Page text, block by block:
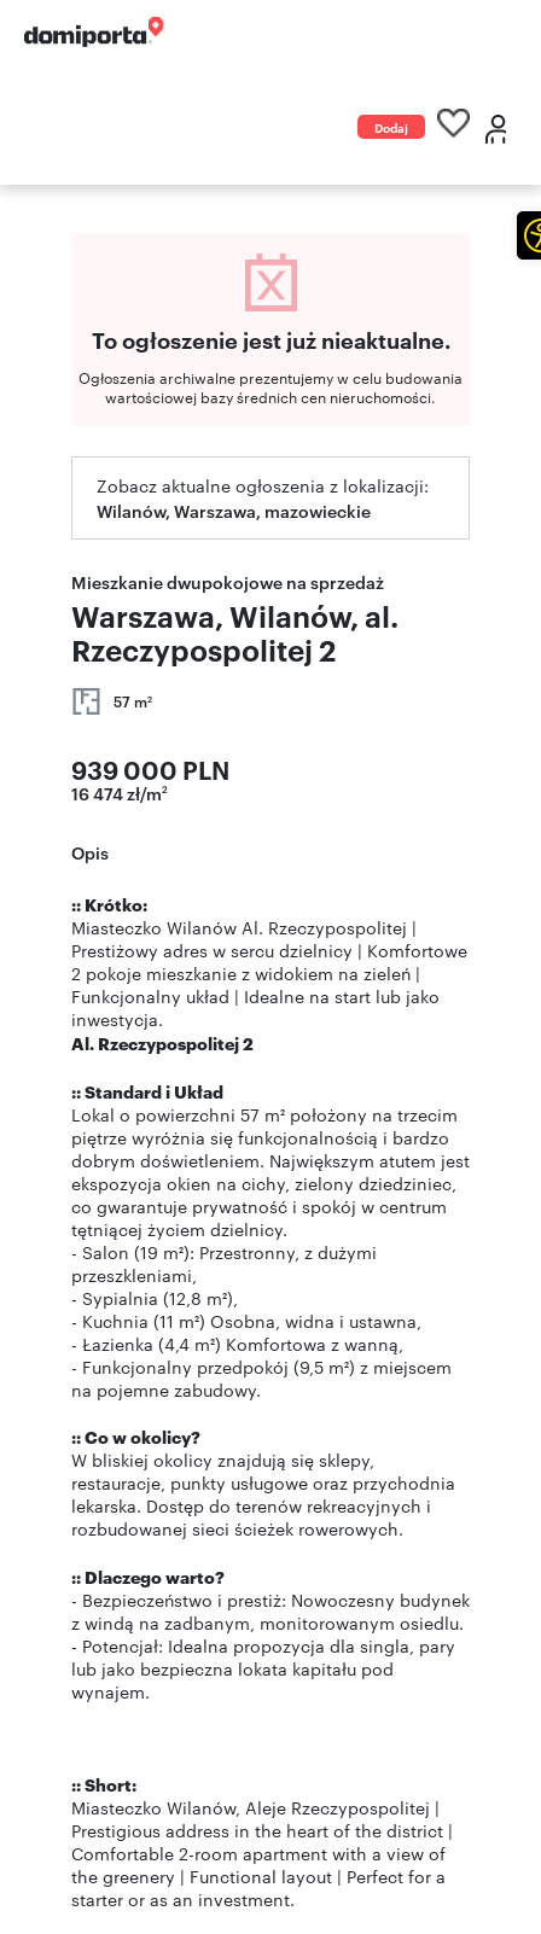
Dodaj
To ogłoszenie jest już nieaktualne.
Ogłoszenia archiwalne prezentujemy w celu budowania
wartościowej bazy średnich cen nieruchomości.
Zobacz aktualne ogłoszenia z lokalizacji:
Wilanów, Warszawa, mazowieckie
Mieszkanie dwupokojowe na sprzedaż
Warszawa, Wilanów, al.
Rzeczypospolitej 2
57 m2
939 000 PLN
16 474 zł/m2
Opis
:: Krótko:
Miasteczko Wilanów Al. Rzeczypospolitej |
Prestiżowy adres w sercu dzielnicy | Komfortowe
2 pokoje mieszkanie z widokiem na zieleń |
Funkcjonalny układ | Idealne na start lub jako
inwestycja.
Al. Rzeczypospolitej 2
:: Standard i Układ
Lokal o powierzchni 57 m² położony na trzecim
piętrze wyróżnia się funkcjonalnością i bardzo
dobrym doświetleniem. Największym atutem jest
ekspozycja okien na cichy, zielony dziedziniec,
co gwarantuje prywatność i spokój w centrum
tętniącej życiem dzielnicy.
- Salon (19 m²): Przestronny, z dużymi
przeszkleniami,
- Sypialnia (12,8 m²),
- Kuchnia (11 m²) Osobna, widna i ustawna,
- Łazienka (4,4 m²) Komfortowa z wanną,
- Funkcjonalny przedpokój (9,5 m²) z miejscem
na pojemne zabudowy.
:: Co w okolicy?
W bliskiej okolicy znajdują się sklepy,
restauracje, punkty usługowe oraz przychodnia
lekarska. Dostęp do terenów rekreacyjnych i
rozbudowanej sieci ścieżek rowerowych.
:: Dlaczego warto?
- Bezpieczeństwo i prestiż: Nowoczesny budynek
z windą na zadbanym, monitorowanym osiedlu.
- Potencjał: Idealna propozycja dla singla, pary
lub jako bezpieczna lokata kapitału pod
wynajem.
:: Short:
Miasteczko Wilanów, Aleje Rzeczypospolitej |
Prestigious address in the heart of the district |
Comfortable 2-room apartment with a view of
the greenery | Functional layout | Perfect for a
starter or as an investment.